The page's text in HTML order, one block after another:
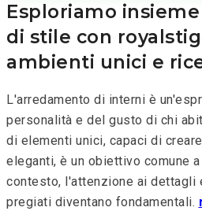
Esploriamo
di stile con
ambienti unici e
L'arredamento di interni è
personalità e del gusto di chi
di elementi unici, capaci di
eleganti, è un obiettivo comune
contesto, l'attenzione ai dettagli
pregiati diventano fondamentali.